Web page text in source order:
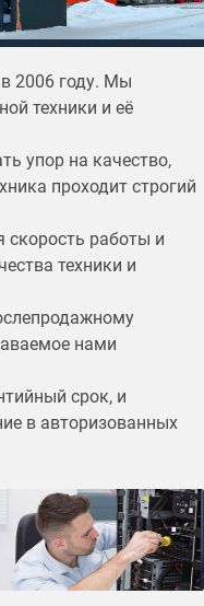
2006 году. Мы
техники и её
упор на качество,
проходит строгий
работы и
техники и
нами
срок, и
в авторизованных